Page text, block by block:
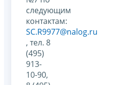
следующим
контактам:
SC.R9977@nalog.ru
, тел. 8
(495)
913-
10-90,